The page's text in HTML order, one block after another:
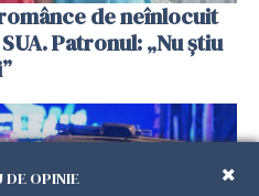
de neînlocuit
Patronul: „Nu știu
DE OPINIE